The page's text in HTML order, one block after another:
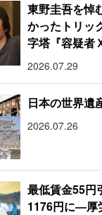
東野圭吾を悼
かったトリッ
字塔『容疑者
2026.07.29
日本の世界遺
2026.07.26
最低賃金55円
1176円に―厚